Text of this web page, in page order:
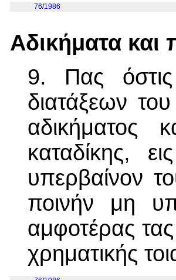
76/1986
Αδικήματα και
9. Πας όστις
διατάξεων
αδικήματος
καταδίκης,
υπερβαίνον
ποινήν μη
αμφοτέρας
χρηματικής